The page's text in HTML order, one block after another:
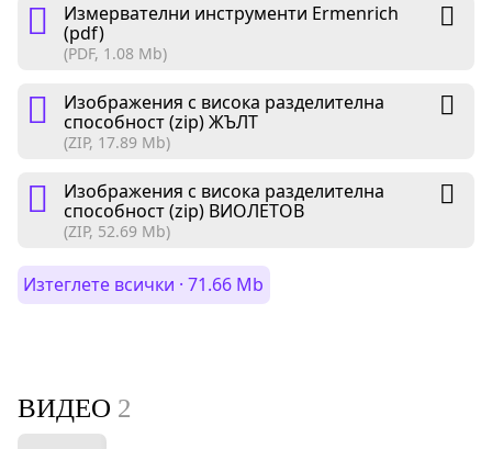
Измервателни инструменти Ermenrich
(pdf)
(PDF, 1.08 Mb)
Изображения с висока разделителна
способност (zip) ЖЪЛТ
(ZIP, 17.89 Mb)
Изображения с висока разделителна
способност (zip) ВИОЛЕТОВ
(ZIP, 52.69 Mb)
Изтеглете всички · 71.66 Mb
ВИДЕО 2